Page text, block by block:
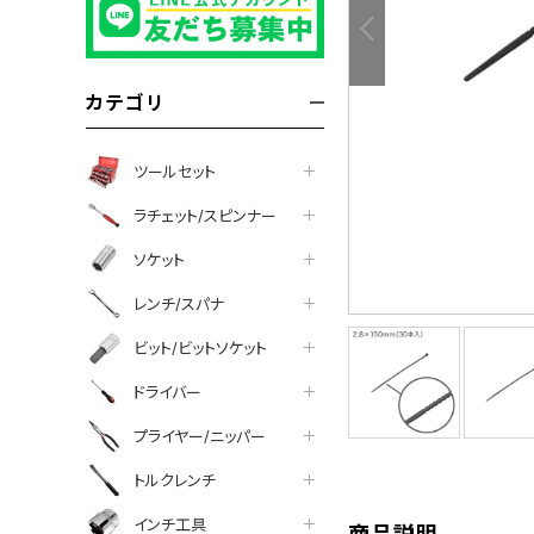
カテゴリ
ツールセット
ラチェット/スピンナー
ソケット
レンチ/スパナ
ビット/ビットソケット
ドライバー
プライヤー/ニッパー
トルクレンチ
インチ工具
facebook
line